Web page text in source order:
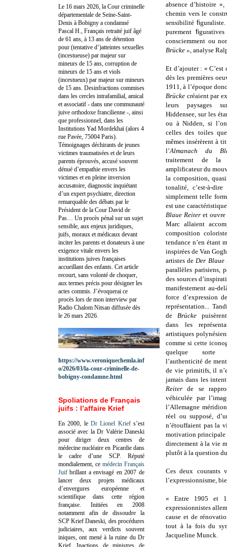
absence d’histoire
chemin vers le
sensibilité fi
purement fi
consciemment ou
Brücke », analyse
Et d’ajouter : « C’est
dès les premières
1911, à l’époque
Brücke créaient par
leurs paysages
Hiddensee, sur les
ou à Nidden, si
celles des toiles
mêmes insérèrent à
l’Almanach du
traitement de la
amplificateur du
la composition,
tonalité, c’est-à-
simplement telle
est une
Blaue Reiteret
Marc allaient
composition
tendance n’en étant
inspirées de Van
artistes deDer Blaue
parallèles parisiens,
des sources
manifestement au-
force d’expression
représentation...
de Brücke
dans les
artistiques
comme si cette
quelque sorte
l’authenticité de
de vie primitifs, il
jamais dans les
Reiterde se
véhiculée par
l’Allemagne
réel ou supposé,
n’étouffaient pas la
motivation principale
directement à la vie
plutôt à la question
Ces deux courants
l’expressionnisme,
« Entre 1905 et
expressionnistes
cause et de
tout à la fois du
Jacqueline Munck.
Le 16 mars 2026, la Cour criminelle
départementale de Seine-Saint-
Denis à Bobigny a condamné
Pascal H., Français retraité juif âgé
de 61 ans, à 13 ans de détention
pour (tentative d’)atteintes sexuelles
(incestueuse) par majeur sur
mineurs de 15 ans, corruption de
mineurs de 15 ans et viols
(incestueux) par majeur sur mineurs
de 15 ans. Desinfractions commises
dans les cercles intrafamilial, amical
et associatif - dans une communauté
juive orthodoxe francilienne -, ainsi
que professionnel, dans les
Institutions Yad Mordekhaï (alors 4
rue Pavée, 75004 Paris).
Témoignages déchirants de jeunes
victimes traumatisées et de leurs
parents éprouvés, accusé souvent
dénué d’empathie envers les
victimes et en pleine inversion
accusatoire, diagnostic inquiétant
d’un expert psychiatre, direction
remarquable des débats par le
Président de la Cour David de
Pas… Un procès pénal sur un sujet
sensible, aux enjeux juridiques,
juifs, moraux et médicaux devant
inciter les parents et donateurs à une
exigence vitale envers les
institutions juives françaises
accueillant des enfants. Cet article
recourt, sans volonté de choquer,
aux termes précis pour désigner les
actes commis. J’évoquerai ce
procès lors de mon interview par
Radio Chalom Nitsan diffusée dès
le 26 mars 2026.
https://www.veroniquechemla.inf
o/2026/03/la-cour-criminelle-de-
bobigny-condamne.html
Spoliations de Français
juifs : l’affaire Krief
En 2000, le Dr Lionel Kriefs’est
associé avec la Dr Valérie Daneski
pour diriger deux centres de
médecine nucléaire en Picardie dans
le cadre d’une SCP. Réputé
mondialement, ce médecin Français
Juif brillant a envisagé en 2007 de
lancer deux projets médicaux
d’envergures européenne et
scientifique dans cette région
française. Initiées en 2008
notamment afin de dissoudre la
SCP Krief Daneski, des procédures
judiciaires, aux verdicts souvent
iniques, ont mené à la ruine du Dr
Krief.Inactions de ministres de